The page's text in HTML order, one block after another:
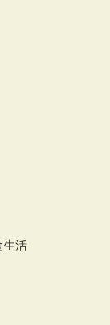
活